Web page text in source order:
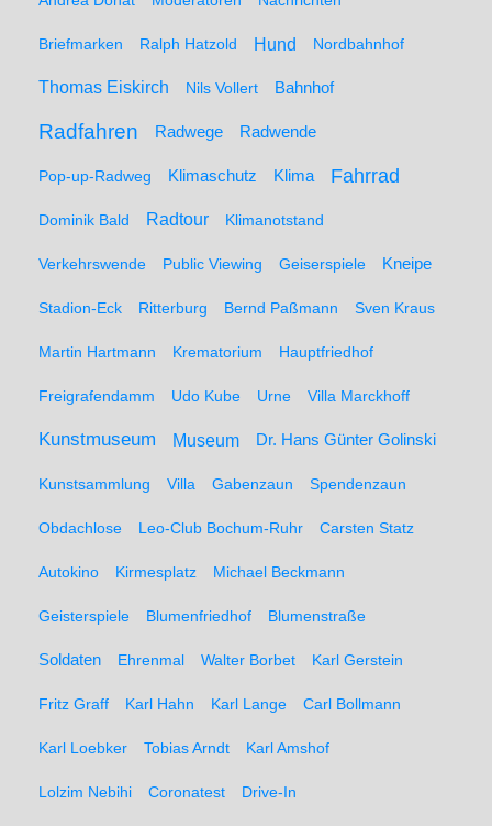
Briefmarken Ralph Hatzold Hund Nordbahnhof
Thomas Eiskirch Nils Vollert Bahnhof
Radfahren Radwege Radwende
Pop-up-Radweg Klimaschutz Klima Fahrrad
Dominik Bald Radtour Klimanotstand
Verkehrswende Public Viewing Geiserspiele Kneipe
Stadion-Eck Ritterburg Bernd Paßmann Sven Kraus
Martin Hartmann Krematorium Hauptfriedhof
Freigrafendamm Udo Kube Urne Villa Marckhoff
Kunstmuseum Museum Dr. Hans Günter Golinski
Kunstsammlung Villa Gabenzaun Spendenzaun
Obdachlose Leo-Club Bochum-Ruhr Carsten Statz
Autokino Kirmesplatz Michael Beckmann
Geisterspiele Blumenfriedhof Blumenstraße
Soldaten Ehrenmal Walter Borbet Karl Gerstein
Fritz Graff Karl Hahn Karl Lange Carl Bollmann
Karl Loebker Tobias Arndt Karl Amshof
Lolzim Nebihi Coronatest Drive-In